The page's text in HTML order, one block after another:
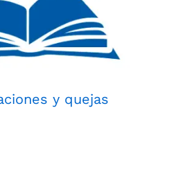
y quejas